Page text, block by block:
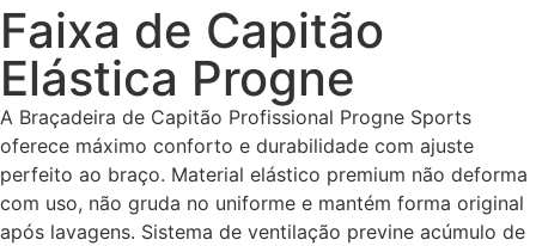
Faixa de Capitão
Elástica Progne
A Braçadeira de Capitão Profissional Progne Sports
oferece máximo conforto e durabilidade com ajuste
perfeito ao braço. Material elástico premium não deforma
com uso, não gruda no uniforme e mantém forma original
após lavagens. Sistema de ventilação previne acúmulo de